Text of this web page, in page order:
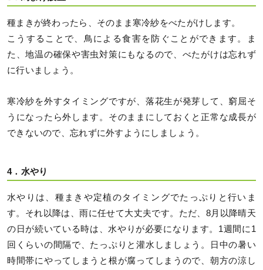
種まきが終わったら、そのまま寒冷紗をべたがけします。
こうすることで、鳥による食害を防ぐことができます。ま
た、地温の確保や害虫対策にもなるので、べたがけは忘れず
に行いましょう。
寒冷紗を外すタイミングですが、落花生が発芽して、窮屈そ
うになったら外します。そのままにしておくと正常な成長が
できないので、忘れずに外すようにしましょう。
4．水やり
水やりは、種まきや定植のタイミングでたっぷりと行いま
す。それ以降は、雨に任せて大丈夫です。ただ、8月以降晴天
の日が続いている時は、水やりが必要になります。1週間に1
回くらいの間隔で、たっぷりと灌水しましょう。日中の暑い
時間帯にやってしまうと根が腐ってしまうので、朝方の涼し